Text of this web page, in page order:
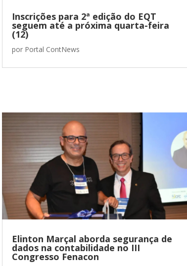
Inscrições para 2ª edição do EQT
seguem até a próxima quarta-feira
(12)
por Portal ContNews
Elinton Marçal aborda segurança de
dados na contabilidade no III
Congresso Fenacon